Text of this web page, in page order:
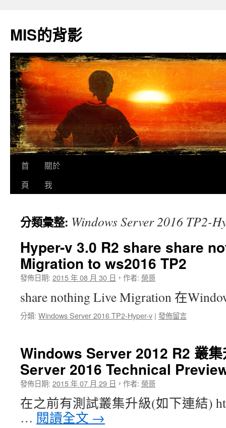
主
要
容
MIS的背影
首
頁
關於
我
分類彙整: Windows Server 2016 TP2-
Hyper-v 3.0 R2 share share
Migration to ws2016 TP2
發佈日期: 2015 年 08 月 30 日 ， 作者: 榮哥
share nothing Live Migration 在
分類: Windows Server 2016 TP2-Hyper-v | 發佈留言
Windows Server 2012 R2 叢
Server 2016 Technical
發佈日期: 2015 年 07 月 29 日 ， 作者: 榮哥
在之前有測試叢集升級(如下連結)
… 閱讀全文 →